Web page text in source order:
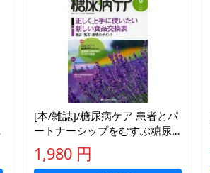
[本/雑誌]/糖尿病ケア 患者とパ
ートナーシップをむすぶ糖尿
病療養援助 Vol.11No.6(2014-
6)/メディカ出版
1,980 円